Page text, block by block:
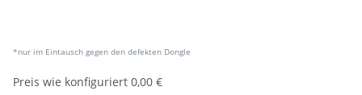
*nur im Eintausch gegen den defekten Dongle
Preis wie konfiguriert 0,00 €